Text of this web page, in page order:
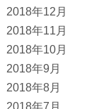
2018年12月
2018年11月
2018年10月
2018年9月
2018年8月
2018年7月